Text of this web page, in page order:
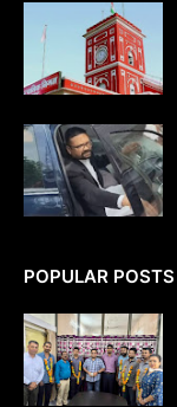
POPULAR POSTS